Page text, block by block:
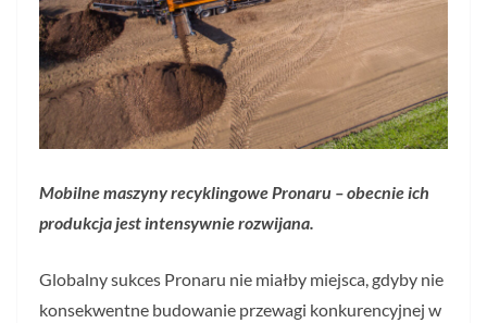
Mobilne maszyny recyklingowe Pronaru – obecnie ich
produkcja jest intensywnie rozwijana.
Globalny sukces Pronaru nie miałby miejsca, gdyby nie
konsekwentne budowanie przewagi konkurencyjnej w